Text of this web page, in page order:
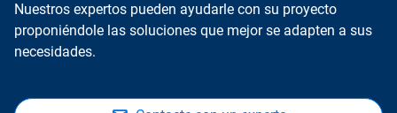
Nuestros expertos pueden ayudarle con su proyecto
proponiéndole las soluciones que mejor se adapten a sus
necesidades.